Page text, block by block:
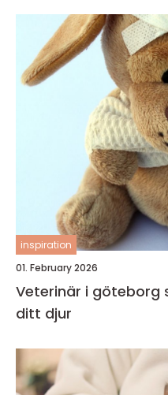
inspiration
01. February 2026
Veterinär i göteborg så väljer du rätt vård för
ditt djur